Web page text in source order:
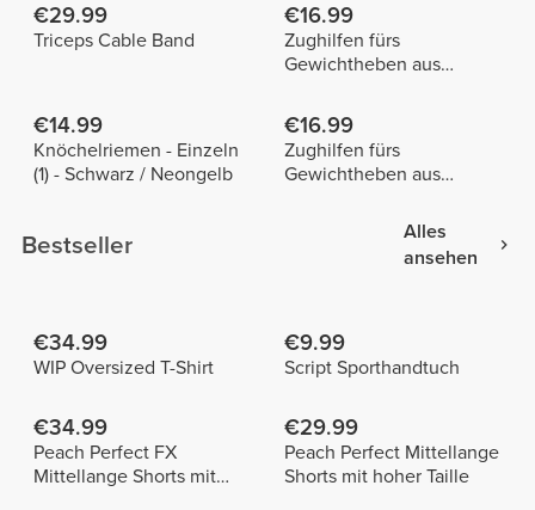
€29.99
Triceps Cable Band
€16.99
Zughilfen fürs
Gewichtheben aus
€14.99
Knöchelriemen - Einzeln
(1) - Schwarz / Neongelb
€16.99
Zughilfen fürs
Gewichtheben aus
Bestseller
Alles
ansehen
€34.99
WIP Oversized T-Shirt
€9.99
Script Sporthandtuch
€34.99
Peach Perfect FX
Mittellange Shorts mit
€29.99
Peach Perfect Mittellange
Shorts mit hoher Taille